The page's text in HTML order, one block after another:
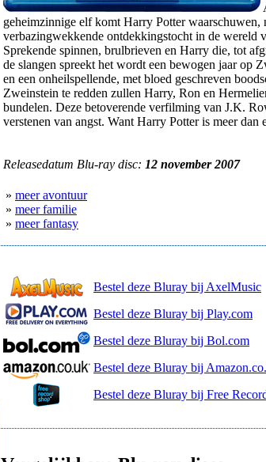
geheimzinnige elf komt Harry Potter waarschuwen,
verbazingwekkende ontdekkingstocht in de wereld
Sprekende spinnen, brulbrieven en Harry die, tot
de slangen spreekt het wordt een bewogen jaar op
en een onheilspellende, met bloed geschreven
Zweinstein te redden zullen Harry, Ron en
bundelen. Deze betoverende verfilming van J.K.
verstenen van angst. Want Harry Potter is meer dan
Releasedatum Blu-ray disc: 12 november 2007
» meer avontuur
» meer familie
» meer fantasy
Bestel deze Bluray bij AxelMusic
Bestel deze Bluray bij Play.com
Bestel deze Bluray bij Bol.com
Bestel deze Bluray bij
Bestel deze Bluray bij Free